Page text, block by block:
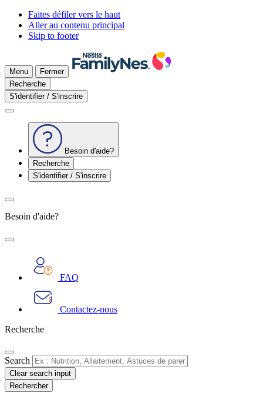
Faites défiler vers le haut
Aller au contenu principal
Skip to footer
Menu
Fermer
Recherche
S'identifier / S'inscrire
Besoin d'aide?
Recherche
S'identifier / S'inscrire
Besoin d'aide?
FAQ
Contactez-nous
Recherche
Search
Clear search input